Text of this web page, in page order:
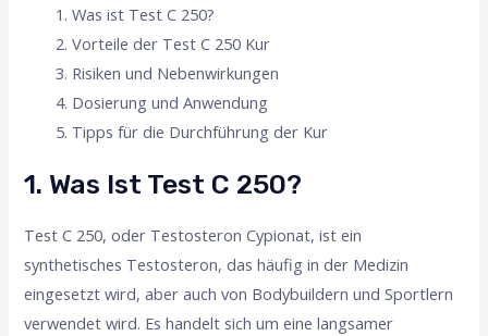
Was ist Test C 250?
Vorteile der Test C 250 Kur
Risiken und Nebenwirkungen
Dosierung und Anwendung
Tipps für die Durchführung der Kur
1. Was Ist Test C 250?
Test C 250, oder Testosteron Cypionat, ist ein
synthetisches Testosteron, das häufig in der Medizin
eingesetzt wird, aber auch von Bodybuildern und Sportlern
verwendet wird. Es handelt sich um eine langsamer